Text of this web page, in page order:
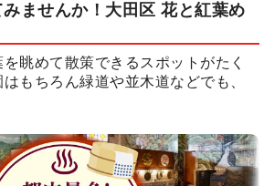
みませんか！大田区 花と紅葉め
眺めて散策できるスポットがたく
もちろん緑道や並木道などでも、